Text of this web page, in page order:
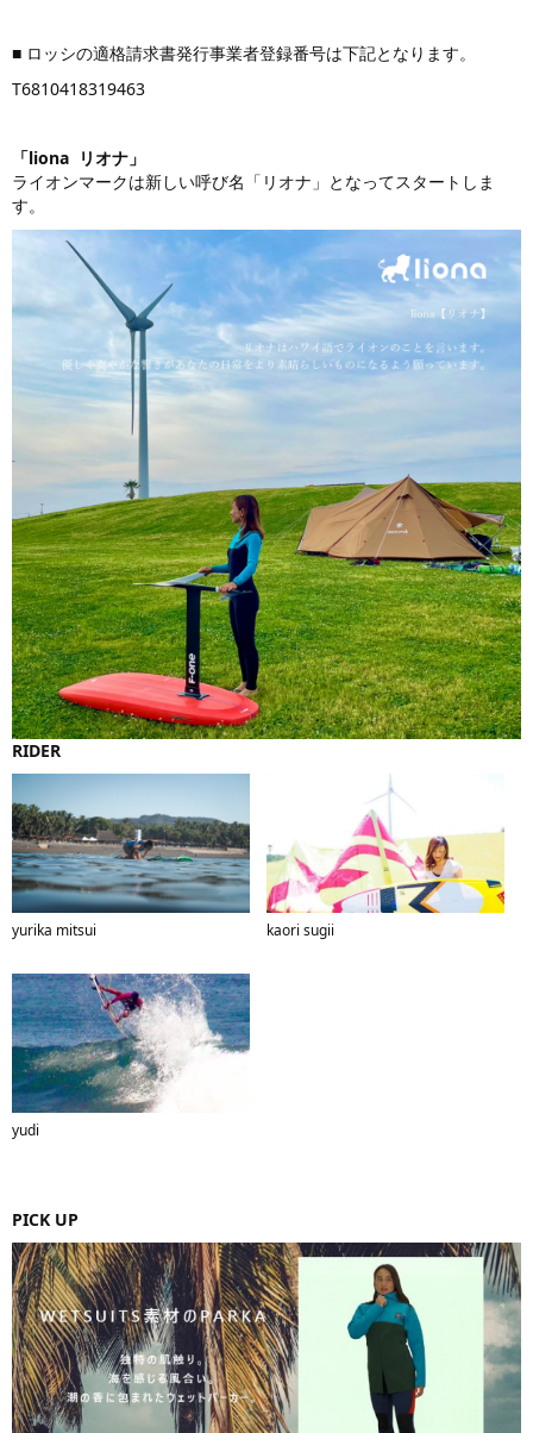
■ ロッシの適格請求書発行事業者登録番号は下記となります。
T6810418319463
「liona リオナ」
ライオンマークは新しい呼び名「リオナ」となってスタートしま
す。
RIDER
yurika mitsui kaori sugii
yudi
PICK UP